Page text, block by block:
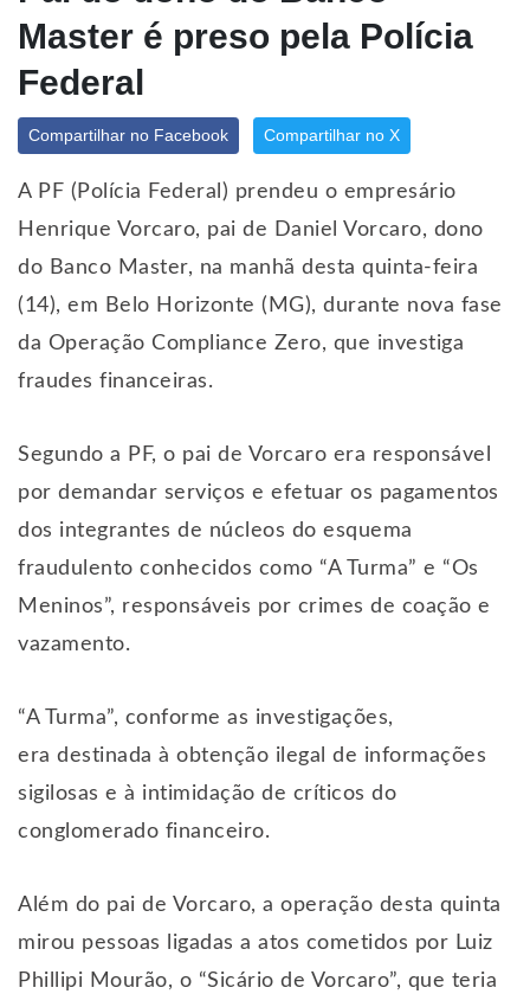
Master é preso pela Polícia
Federal
Compartilhar no Facebook Compartilhar no X
A PF (Polícia Federal) prendeu o empresário
Henrique Vorcaro, pai de Daniel Vorcaro, dono
do Banco Master, na manhã desta quinta-feira
(14), em Belo Horizonte (MG), durante nova fase
da Operação Compliance Zero, que investiga
fraudes financeiras.
Segundo a PF, o pai de Vorcaro era responsável
por demandar serviços e efetuar os pagamentos
dos integrantes de núcleos do esquema
fraudulento conhecidos como “A Turma” e “Os
Meninos”, responsáveis por crimes de coação e
vazamento.
“A Turma”, conforme as investigações,
era destinada à obtenção ilegal de informações
sigilosas e à intimidação de críticos do
conglomerado financeiro.
Além do pai de Vorcaro, a operação desta quinta
mirou pessoas ligadas a atos cometidos por Luiz
Phillipi Mourão, o “Sicário de Vorcaro”, que teria